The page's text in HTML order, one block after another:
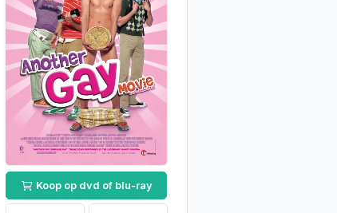
Koop op dvd of blu-ray